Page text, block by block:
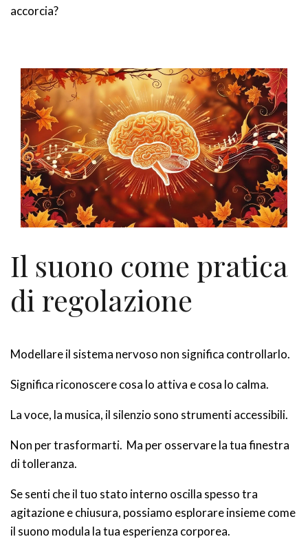
accorcia?
Il suono come pratica
di regolazione
Modellare il sistema nervoso non significa controllarlo.
Significa riconoscere cosa lo attiva e cosa lo calma.
La voce, la musica, il silenzio sono strumenti accessibili.
Non per trasformarti. Ma per osservare la tua finestra
di tolleranza.
Se senti che il tuo stato interno oscilla spesso tra
agitazione e chiusura, possiamo esplorare insieme come
il suono modula la tua esperienza corporea.